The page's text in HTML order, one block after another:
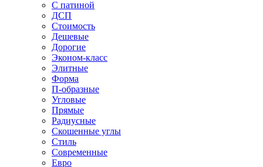
С патиной
ДСП
Стоимость
Дешевые
Дорогие
Эконом-класс
Элитные
Форма
П-образные
Угловые
Прямые
Радиусные
Скошенные углы
Стиль
Современные
Евро